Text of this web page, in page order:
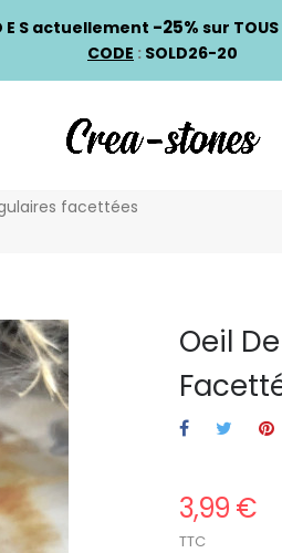
E S actuellement -25% sur
CODE : SOLD26-20
facettées
Oeil
3,99 €
TTC